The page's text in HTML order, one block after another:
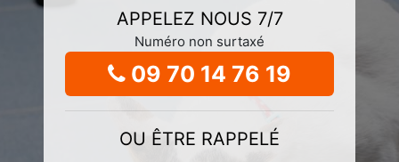
APPELEZ NOUS 7/7
Numéro non surtaxé
09 70 14 76 19
OU ÊTRE RAPPELÉ